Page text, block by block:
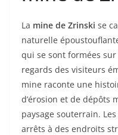
La mine de Zrinski se
naturelle
qui se sont formées
regards des visiteurs
mine raconte une
d’érosion et de dépôts
paysage souterrain.
arrêts à des endroits